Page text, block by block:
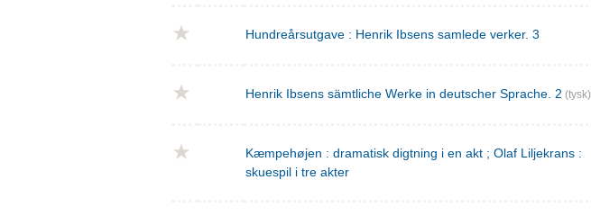
Hundreårsutgave : Henrik Ibsens samlede verker. 3
Henrik Ibsens sämtliche Werke in deutscher Sprache. 2 (tysk)
Kæmpehøjen : dramatisk digtning i en akt ; Olaf Liljekrans :
skuespil i tre akter